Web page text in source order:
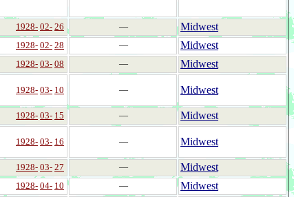
1928- 02- 26 ―
Midwest
1928- 02- 28 ―
Midwest
1928- 03- 08 ―
Midwest
1928- 03- 10 ― Midwest
1928- 03- 15 ―
Midwest
1928- 03- 16 ― Midwest
1928- 03- 27 ―
Midwest
1928- 04- 10 ―
Midwest